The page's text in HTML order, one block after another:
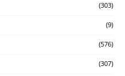
(303)
(9)
(576)
(307)